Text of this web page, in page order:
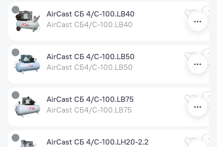
AirCast СБ 4/С-100.LB40
AirCast СБ4/С-100.LB40
AirCast СБ 4/С-100.LB50
AirCast СБ4/С-100.LB50
AirCast СБ 4/С-100.LB75
AirCast СБ4/С-100.LB75
AirCast СБ 4/С-100.LH20-2.2